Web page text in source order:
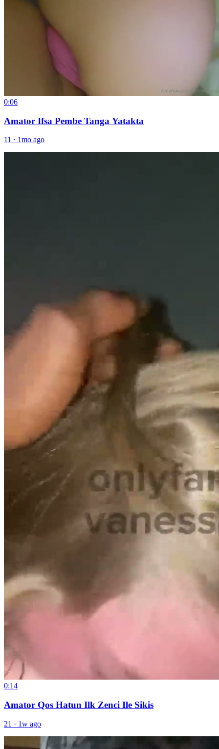
0:06
Amator Ifsa Pembe Tanga Yatakta
11 · 1mo ago
0:14
Amator Qos Hatun Ilk Zenci Ile Sikis
21 · 1w ago